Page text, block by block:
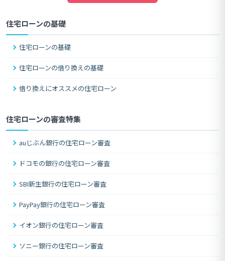
住宅ローンの基礎
住宅ローンの基礎
住宅ローンの借り換えの基礎
借り換えにオススメの住宅ローン
住宅ローンの審査特集
auじぶん銀行の住宅ローン審査
ドコモの銀行の住宅ローン審査
SBI新生銀行の住宅ローン審査
PayPay銀行の住宅ローン審査
イオン銀行の住宅ローン審査
ソニー銀行の住宅ローン審査